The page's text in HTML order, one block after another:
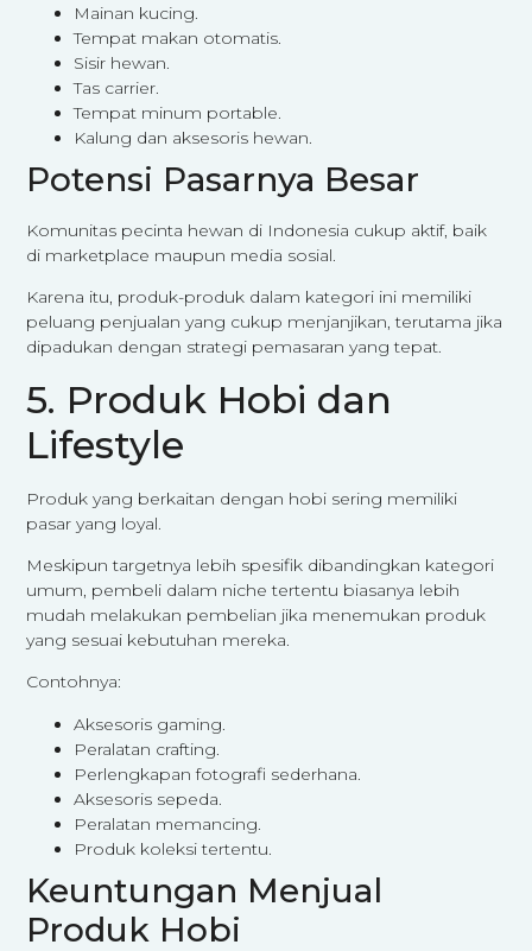
Mainan kucing.
Tempat makan otomatis.
Sisir hewan.
Tas carrier.
Tempat minum portable.
Kalung dan aksesoris hewan.
Potensi Pasarnya Besar
Komunitas pecinta hewan di Indonesia cukup aktif, baik
di marketplace maupun media sosial.
Karena itu, produk-produk dalam kategori ini memiliki
peluang penjualan yang cukup menjanjikan, terutama jika
dipadukan dengan strategi pemasaran yang tepat.
5. Produk Hobi dan
Lifestyle
Produk yang berkaitan dengan hobi sering memiliki
pasar yang loyal.
Meskipun targetnya lebih spesifik dibandingkan kategori
umum, pembeli dalam niche tertentu biasanya lebih
mudah melakukan pembelian jika menemukan produk
yang sesuai kebutuhan mereka.
Contohnya:
Aksesoris gaming.
Peralatan crafting.
Perlengkapan fotografi sederhana.
Aksesoris sepeda.
Peralatan memancing.
Produk koleksi tertentu.
Keuntungan Menjual
Produk Hobi